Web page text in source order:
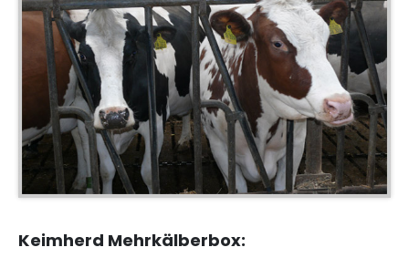
Keimherd Mehrkälberbox: